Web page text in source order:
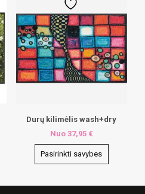
Durų kilimėlis wash+dry
Nuo 37,95 €
Pasirinkti savybes